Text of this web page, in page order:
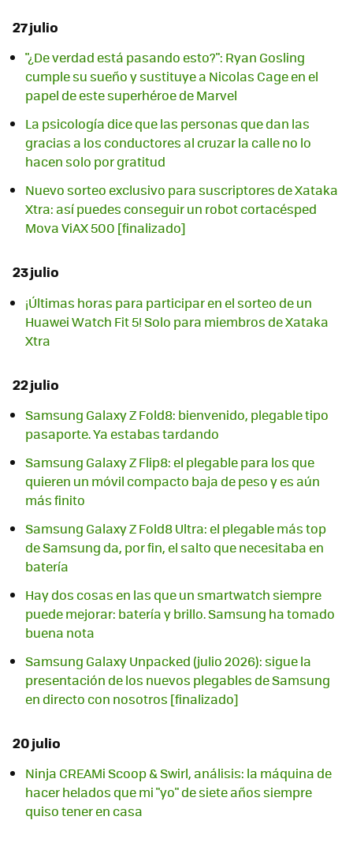
27 julio
"¿De verdad está pasando esto?": Ryan Gosling
cumple su sueño y sustituye a Nicolas Cage en el
papel de este superhéroe de Marvel
La psicología dice que las personas que dan las
gracias a los conductores al cruzar la calle no lo
hacen solo por gratitud
Nuevo sorteo exclusivo para suscriptores de Xataka
Xtra: así puedes conseguir un robot cortacésped
Mova ViAX 500 [finalizado]
23 julio
¡Últimas horas para participar en el sorteo de un
Huawei Watch Fit 5! Solo para miembros de Xataka
Xtra
22 julio
Samsung Galaxy Z Fold8: bienvenido, plegable tipo
pasaporte. Ya estabas tardando
Samsung Galaxy Z Flip8: el plegable para los que
quieren un móvil compacto baja de peso y es aún
más finito
Samsung Galaxy Z Fold8 Ultra: el plegable más top
de Samsung da, por fin, el salto que necesitaba en
batería
Hay dos cosas en las que un smartwatch siempre
puede mejorar: batería y brillo. Samsung ha tomado
buena nota
Samsung Galaxy Unpacked (julio 2026): sigue la
presentación de los nuevos plegables de Samsung
en directo con nosotros [finalizado]
20 julio
Ninja CREAMi Scoop & Swirl, análisis: la máquina de
hacer helados que mi "yo" de siete años siempre
quiso tener en casa